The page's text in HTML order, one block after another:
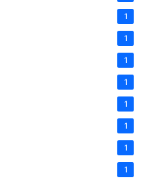
1
1
1
1
1
1
1
1